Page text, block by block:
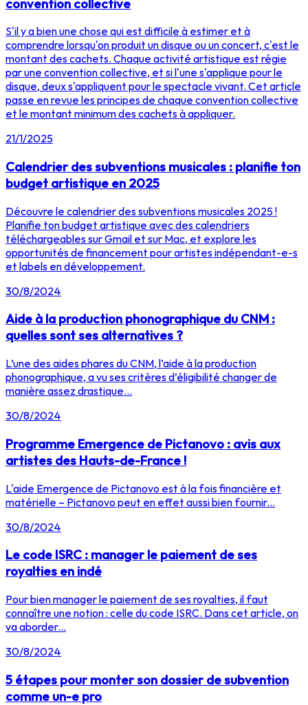
S'il y a bien une chose qui est difficile à estimer et à
comprendre lorsqu'on produit un disque ou un concert, c'est le
montant des cachets. Chaque activité artistique est régie
par une convention collective, et si l'une s'applique pour le
disque, deux s'appliquent pour le spectacle vivant. Cet article
passe en revue les principes de chaque convention collective
et le montant minimum des cachets à appliquer.
21/1/2025
Calendrier des subventions musicales : planifie ton
budget artistique en 2025
Découvre le calendrier des subventions musicales 2025 !
Planifie ton budget artistique avec des calendriers
téléchargeables sur Gmail et sur Mac, et explore les
opportunités de financement pour artistes indépendant-e-s
et labels en développement.
30/8/2024
Aide à la production phonographique du CNM :
quelles sont ses alternatives ?
L’une des aides phares du CNM, l’aide à la production
phonographique, a vu ses critères d’éligibilité changer de
manière assez drastique...
30/8/2024
Programme Emergence de Pictanovo : avis aux
artistes des Hauts-de-France !
L'aide Emergence de Pictanovo est à la fois financière et
matérielle – Pictanovo peut en effet aussi bien fournir...
30/8/2024
Le code ISRC : manager le paiement de ses
royalties en indé
Pour bien manager le paiement de ses royalties, il faut
connaître une notion : celle du code ISRC. Dans cet article, on
va aborder...
30/8/2024
5 étapes pour monter son dossier de subvention
comme un-e pro